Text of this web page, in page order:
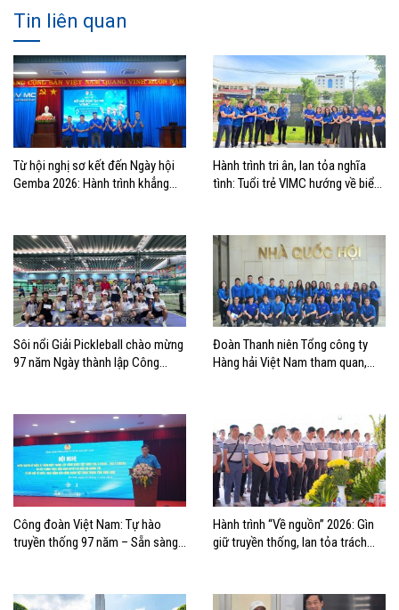
Tin liên quan
Từ hội nghị sơ kết đến Ngày hội
Gemba 2026: Hành trình khẳng
Hành trình tri ân, lan tỏa nghĩa
tình: Tuổi trẻ VIMC hướng về biển
Sôi nổi Giải Pickleball chào mừng
97 năm Ngày thành lập Công
Đoàn Thanh niên Tổng công ty
Hàng hải Việt Nam tham quan,
Công đoàn Việt Nam: Tự hào
truyền thống 97 năm – Sẵn sàng
Hành trình “Về nguồn” 2026: Gìn
giữ truyền thống, lan tỏa trách